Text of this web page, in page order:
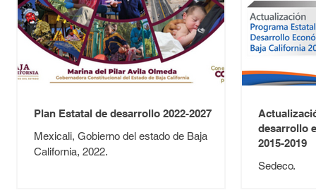
Plan Estatal de desarrollo 2022-2027
Mexicali, Gobierno del estado de Baja
California, 2022.
desarrollo
2015-2019
Sedeco.